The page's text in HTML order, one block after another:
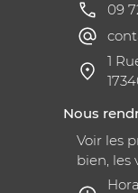
09
1
Nous
Voir les
bien, les